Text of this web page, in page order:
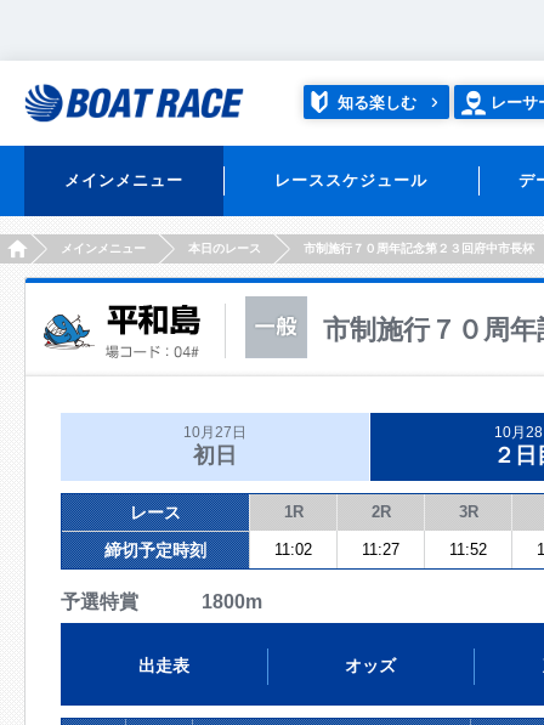
知る楽しむ レーサ
メインメニュー レーススケジュール デ
HOMEメインメニュー 本日のレース 市制施行７０周年記念第２３回府中市長杯
市制施行７０周
10月27日
初日
10月
２日
レース 1R 2R 3R
締切予定時刻 11:02 11:27 11:52
予選特賞 1800m
出走表 オッズ